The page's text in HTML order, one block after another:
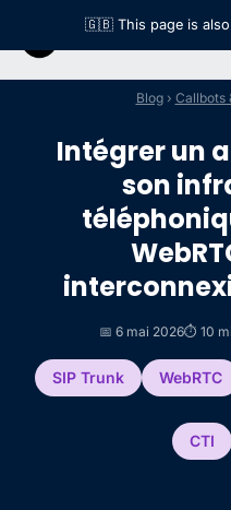
🇬🇧 This page is also
Blog› Callbots
Intégrer un
son
📅 6 mai 2026⏱️ 10
SIP Trunk WebRTC
CTI